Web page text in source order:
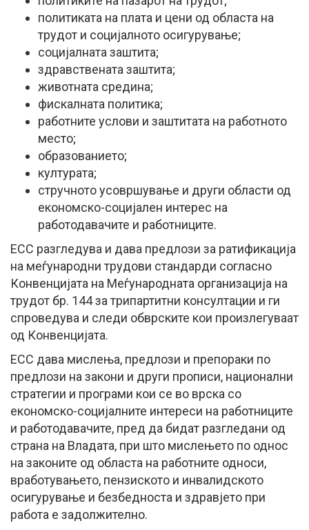
политиката на плата и цени од областа на
трудот и социјалното осигурување;
социјалната заштита;
здравствената заштита;
животната средина;
фискалната политика;
работните услови и заштитата на работното
место;
образованието;
културата;
стручното усовршување и други области од
економско-социјален интерес на
работодавачите и работниците.
ЕСС разгледува и дава предлози за ратификација
на меѓународни трудови стандарди согласно
Конвенцијата на Меѓународната организација на
трудот бр. 144 за трипартитни консултации и ги
спроведува и следи обврските кои произлегуваат
од Конвенцијата.
ЕСС дава мислења, предлози и препораки по
предлози на закони и други прописи, национални
стратегии и програми кои се во врска со
економско-социјалните интереси на работниците
и работодавачите, пред да бидат разгледани од
страна на Владата, при што мислењето по однос
на законите од областа на работните односи,
вработувањето, пензиското и инвалидското
осигурување и безбедноста и здравјето при
работа е задолжително.